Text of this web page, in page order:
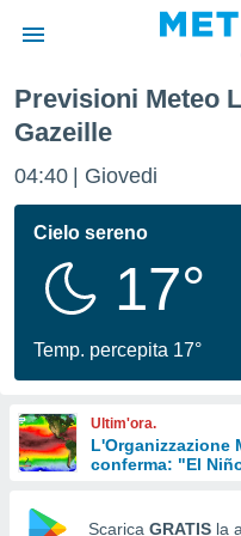
di
per
di
Web
le
Previsioni Meteo
Gazeille
04:40 Giovedi
Cielo sereno
17°
Temp. percepita 17°
Ultim'ora.
L'Organizzazione
conferma: "El
Scarica GRATIS la